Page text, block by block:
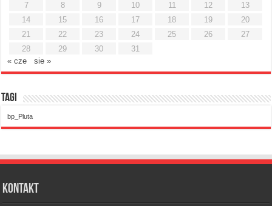
7
8 9 10 11 12
13
14
15 16 17 18 19
20
21
22 23 24 25 26
27
28
29 30
31
« cze
sie »
Tagi
bp_Pluta
Kontakt